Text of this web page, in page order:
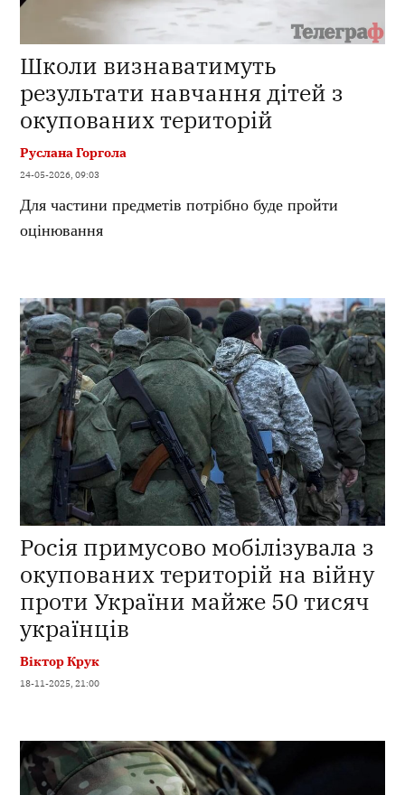
Школи визнаватимуть
результати навчання дітей з
окупованих територій
Руслана Горгола
24-05-2026, 09:03
Для частини предметів потрібно буде пройти
оцінювання
Росія примусово мобілізувала з
окупованих територій на війну
проти України майже 50 тисяч
українців
Віктор Крук
18-11-2025, 21:00